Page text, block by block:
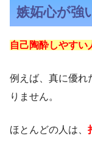
嫉妬心が強
自己陶酔しやすい
例えば、真に優れ
りません。
ほとんどの人は、